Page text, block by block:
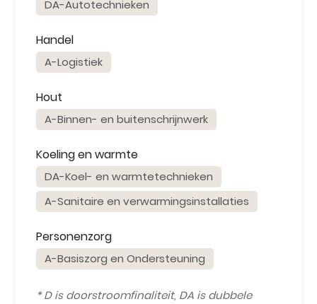
DA-Autotechnieken
Handel
A-Logistiek
Hout
A-Binnen- en buitenschrijnwerk
Koeling en warmte
DA-Koel- en warmtetechnieken
A-Sanitaire en verwarmingsinstallaties
Personenzorg
A-Basiszorg en Ondersteuning
* D is doorstroomfinaliteit, DA is dubbele